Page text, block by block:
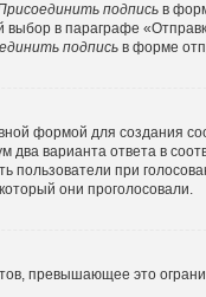
подпись в
в параграфе
подпись в форме
формой для создания
два варианта ответа в
пользователи при
они проголосовали.
превышающее это